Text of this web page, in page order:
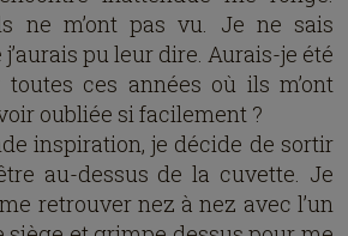
ne m’ont pas vu. Je ne sais
pu leur dire. Aurais-je été
ces années où ils m’ont
oubliée si facilement ?
inspiration, je décide de sortir
au-dessus de la cuvette. Je
retrouver nez à nez avec l’un